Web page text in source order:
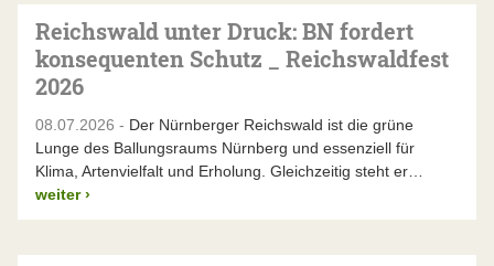
Reichswald unter Druck: BN fordert
konsequenten Schutz _ Reichswaldfest
2026
08.07.2026 - Der Nürnberger Reichswald ist die grüne
Lunge des Ballungsraums Nürnberg und essenziell für
Klima, Artenvielfalt und Erholung. Gleichzeitig steht er…
weiter ›